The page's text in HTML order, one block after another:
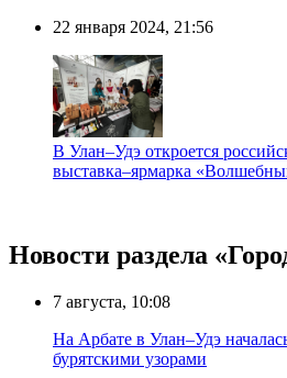
22 января 2024, 21:56
В Улан–Удэ откроется
выставка–ярмарка
Новости раздела
7 августа, 10:08
На Арбате в Улан–Удэ
бурятскими узорами